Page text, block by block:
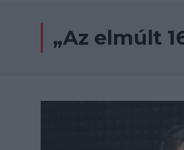
„Az elmúlt